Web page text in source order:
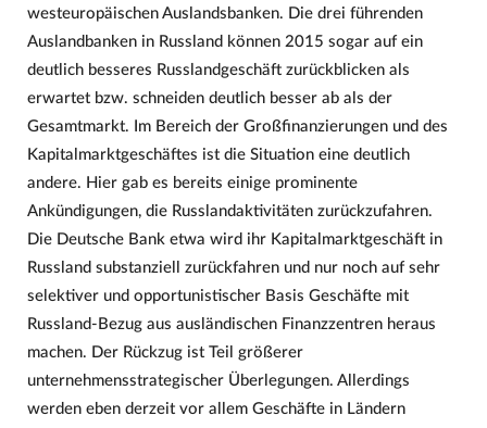
westeuropäischen Auslandsbanken. Die drei führenden
Auslandbanken in Russland können 2015 sogar auf ein
deutlich besseres Russlandgeschäft zurückblicken als
erwartet bzw. schneiden deutlich besser ab als der
Gesamtmarkt. Im Bereich der Großfinanzierungen und des
Kapitalmarktgeschäftes ist die Situation eine deutlich
andere. Hier gab es bereits einige prominente
Ankündigungen, die Russlandaktivitäten zurückzufahren.
Die Deutsche Bank etwa wird ihr Kapitalmarktgeschäft in
Russland substanziell zurückfahren und nur noch auf sehr
selektiver und opportunistischer Basis Geschäfte mit
Russland-Bezug aus ausländischen Finanzzentren heraus
machen. Der Rückzug ist Teil größerer
unternehmensstrategischer Überlegungen. Allerdings
werden eben derzeit vor allem Geschäfte in Ländern